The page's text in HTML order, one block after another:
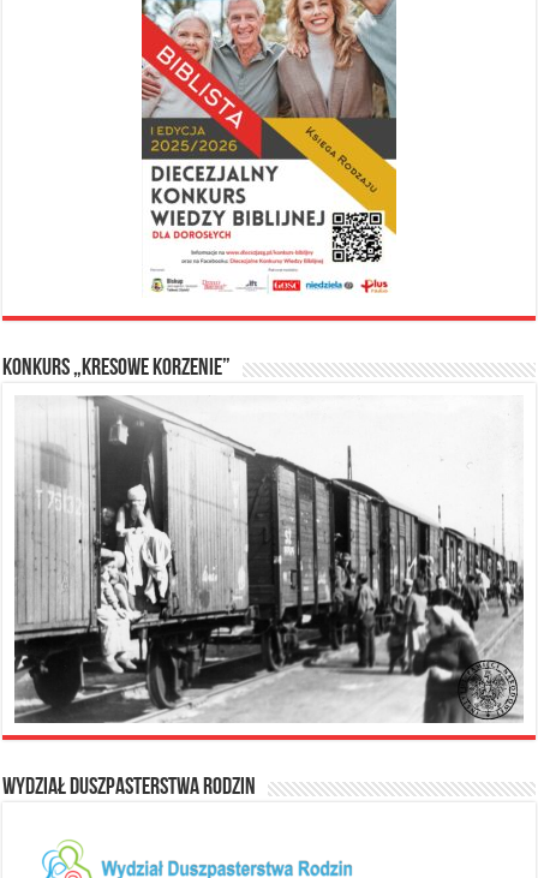
Konkurs „Kresowe Korzenie”
Wydział Duszpasterstwa Rodzin